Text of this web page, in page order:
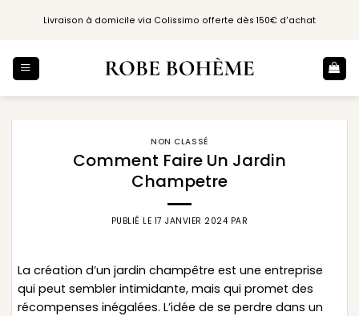
Livraison à domicile via Colissimo offerte dès 150€ d'achat
NON CLASSÉ
Comment Faire Un Jardin
Champetre
PUBLIÉ LE 17 JANVIER 2024 PAR
La création d’un jardin champêtre est une entreprise
qui peut sembler intimidante, mais qui promet des
récompenses inégalées. L’idée de se perdre dans un